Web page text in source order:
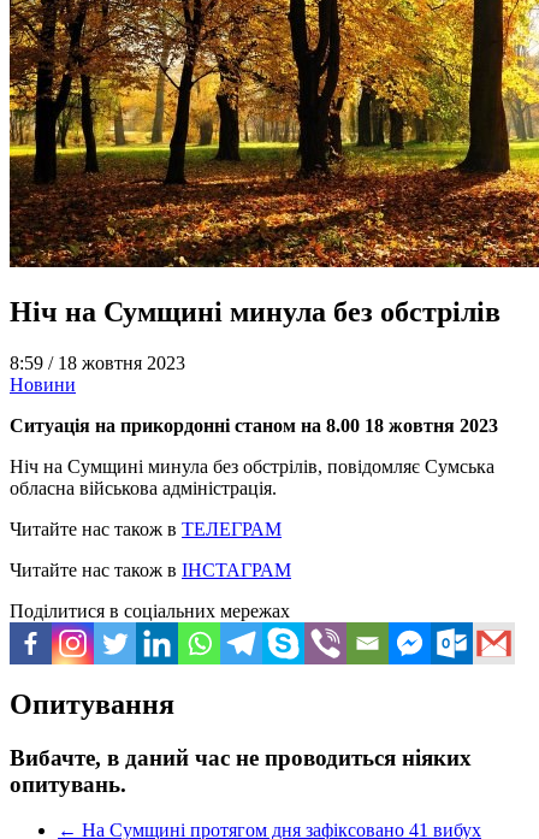
Ніч на Сумщині минула без обстрілів
8:59 / 18 жовтня 2023
Новини
Ситуація на прикордонні станом на 8.00 18 жовтня 2023
Ніч на Сумщині минула без обстрілів, повідомляє Сумська
обласна військова адміністрація.
Читайте нас також в ТЕЛЕГРАМ
Читайте нас також в ІНСТАГРАМ
Поділитися в соціальних мережах
Опитування
Вибачте, в даний час не проводиться ніяких
опитувань.
← На Сумщині протягом дня зафіксовано 41 вибух